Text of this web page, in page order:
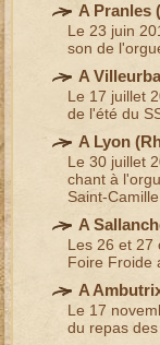
A Pranles
Le 23 juin
son de l'
A
Le 17 juillet
de l'étédu
A Lyon (
Le 30 juillet
chant à
Saint-Camille
A
Les 26 et 27
Foire Froide
A
Le 17
du repas